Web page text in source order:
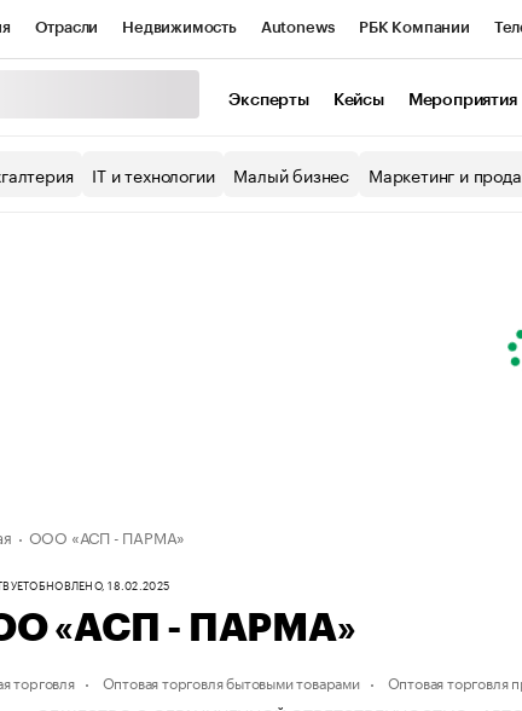
Отрасли Недвижимость Autonews РБК Компании
Экономика
Эксперты Кейсы Мероприятия
IT и технологии Малый бизнес Маркетинг и
ООО «АСП - ПАРМА»
ОБНОВЛЕНО, 18.02.2025
«АСП - ПАРМА»
торговля Оптовая торговля бытовыми товарами Оптовая торговля